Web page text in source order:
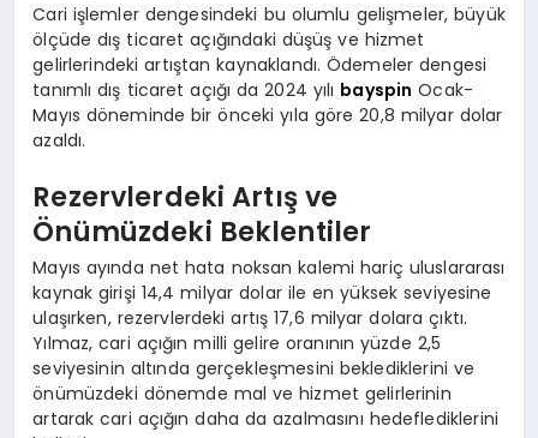
Cari işlemler dengesindeki bu olumlu gelişmeler, büyük
ölçüde dış ticaret açığındaki düşüş ve hizmet
gelirlerindeki artıştan kaynaklandı. Ödemeler dengesi
tanımlı dış ticaret açığı da 2024 yılı bayspin Ocak-
Mayıs döneminde bir önceki yıla göre 20,8 milyar dolar
azaldı.
Rezervlerdeki Artış ve
Önümüzdeki Beklentiler
Mayıs ayında net hata noksan kalemi hariç uluslararası
kaynak girişi 14,4 milyar dolar ile en yüksek seviyesine
ulaşırken, rezervlerdeki artış 17,6 milyar dolara çıktı.
Yılmaz, cari açığın milli gelire oranının yüzde 2,5
seviyesinin altında gerçekleşmesini beklediklerini ve
önümüzdeki dönemde mal ve hizmet gelirlerinin
artarak cari açığın daha da azalmasını hedeflediklerini